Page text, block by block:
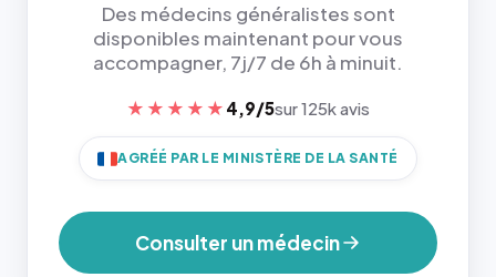
Des médecins généralistes sont
disponibles maintenant pour vous
accompagner, 7j/7 de 6h à minuit.
★★★★★ 4,9/5sur 125k avis
AGRÉÉ PAR LE MINISTÈRE DE LA SANTÉ
Consulter un médecin